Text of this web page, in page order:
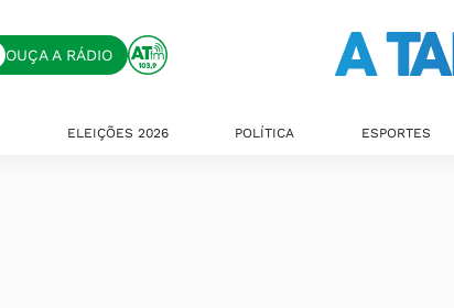
OUÇA A RÁDIO
ELEIÇÕES 2026 POLÍTICA ESPORTES